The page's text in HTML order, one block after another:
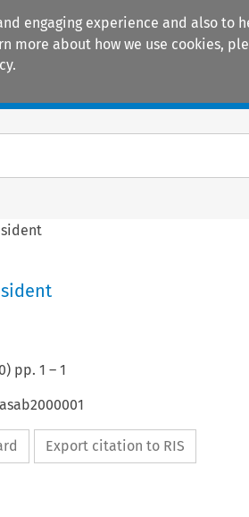
engaging experience and also
about how we use cookies,
) pp. 1 – 1
Export citation to RIS